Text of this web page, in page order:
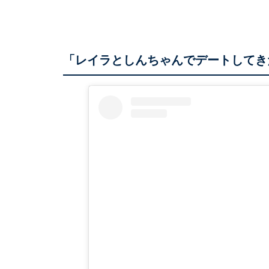
「レイラとしんちゃんでデートして